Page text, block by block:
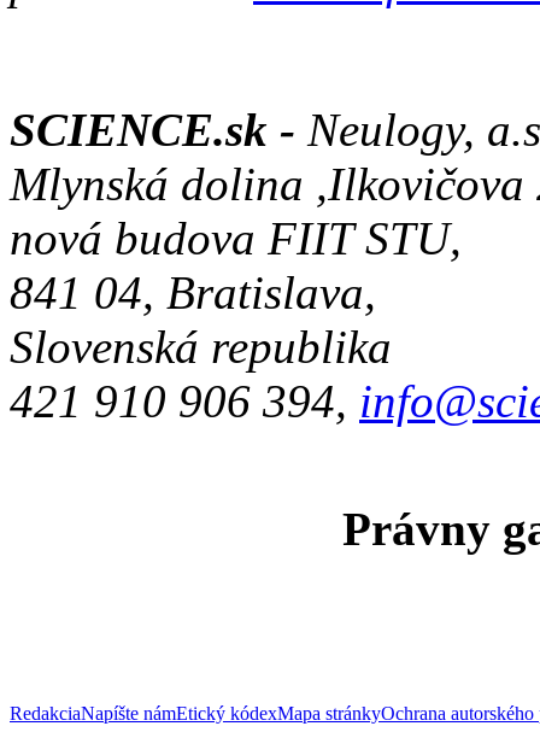
SCIENCE.sk - Neulogy,
Mlynská dolina ,Ilkovičova
nová budova FIIT STU,
841 04, Bratislava,
Slovenská republika
421 910 906 394,
Právny
RedakciaNapíšte námEtický kódexMapa stránkyOchrana autorského